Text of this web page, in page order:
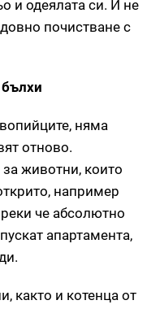
и одеялата си. И не
почистване с
няма
отново.
животни, които
например
че абсолютно
апартамента,
както и котенца от